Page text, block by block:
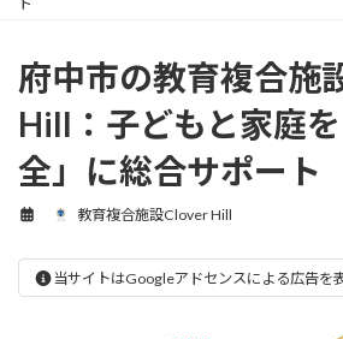
府中市の教育複合施
Hill：子どもと家庭
全」に総合サポート
教育複合施設Clover Hill
当サイトはGoogleアドセンスによる広告を